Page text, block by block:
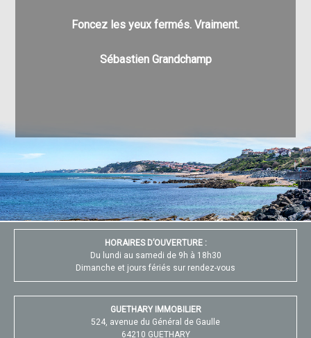
Foncez les yeux fermés. Vraiment.
Sébastien Grandchamp
HORAIRES D’OUVERTURE :
Du lundi au samedi de 9h à 18h30
Dimanche et jours fériés sur rendez-vous
GUETHARY IMMOBILIER
524, avenue du Général de Gaulle
64210 GUETHARY